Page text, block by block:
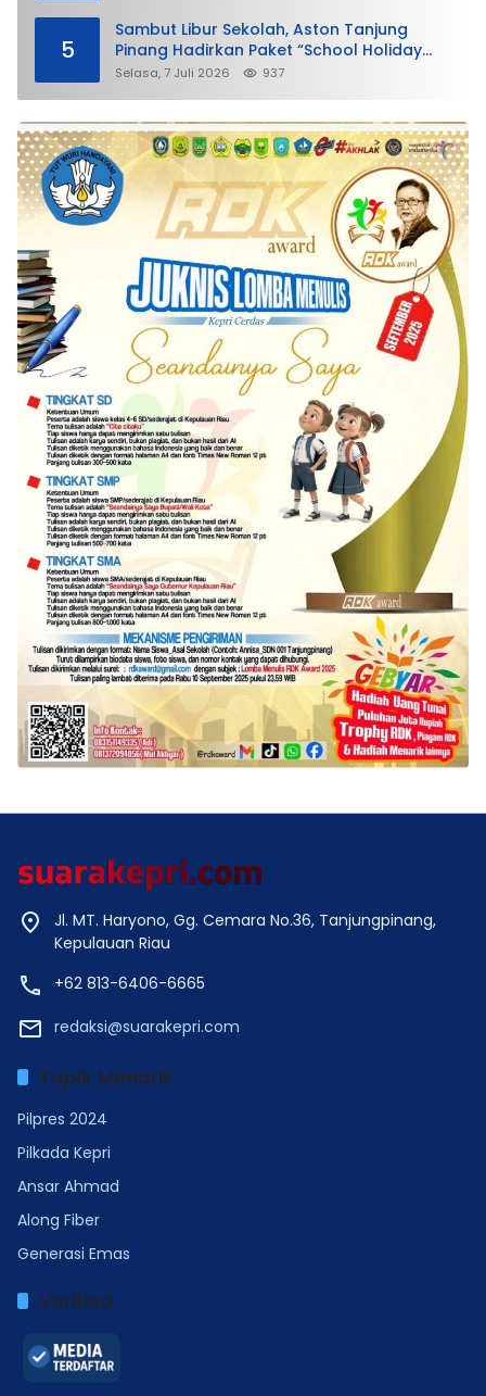
5
Sambut Libur Sekolah, Aston Tanjung
Pinang Hadirkan Paket “School Holiday
Getaway”
Selasa, 7 Juli 2026 937
Jl. MT. Haryono, Gg. Cemara No.36, Tanjungpinang,
Kepulauan Riau
+62 813-6406-6665
redaksi@suarakepri.com
Topik Menarik
Pilpres 2024
Pilkada Kepri
Ansar Ahmad
Along Fiber
Generasi Emas
Verified